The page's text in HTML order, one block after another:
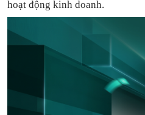
hoạt động kinh doanh.